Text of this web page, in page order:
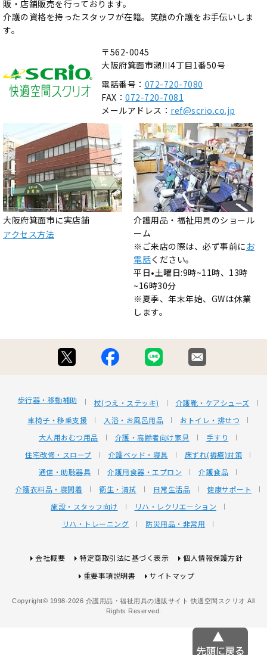
販・店舗販売を行っております。
介護の資格を持ったスタッフが在籍。笑顔の介護をお手伝いしま
す。
〒562-0045
大阪府箕面市瀬川4丁目1番50号
電話番号： 072-720-7080
FAX： 072-720-7081
メールアドレス： ref@scrio.co.jp
大阪府箕面市に実店舗
アクセス方法
介護用品・福祉用具のショール
ーム
※ご来店の際は、必ず事前に お
電話ください。
平日•土曜日:9時~11時、13時
~16時30分
※夏季、年末年始、GWは休業
します。
歩行器・移動補助 杖(つえ・ステッキ)
介護靴・ケアシューズ
車椅子・移乗支援
入浴・お風呂用品
おトイレ・排せつ
大人用おむつ用品
介護・高齢者向け家具
手すり
住宅改修・スロープ
介護ベッド・寝具
床ずれ(褥瘡)対策
通信・助聴器具
介護用食器・エプロン
介護食品
介護衣料品・寝間着
衛生・清拭 日常生活品
健康サポート
施設・スタッフ向け
リハ・レクリエーション
リハ・トレーニング
防災用品・非常用
会社概要 特定商取引法に基づく表示
個人情報保護方針
重要事項説明書
サイトマップ
Copyright© 1998-2026 介護用品・福祉用具の通販サイト 快適空間スクリオ All
Rights Reserved.